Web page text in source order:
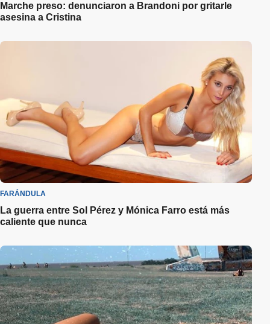
Marche preso: denunciaron a Brandoni por gritarle
asesina a Cristina
FARÁNDULA
La guerra entre Sol Pérez y Mónica Farro está más
caliente que nunca